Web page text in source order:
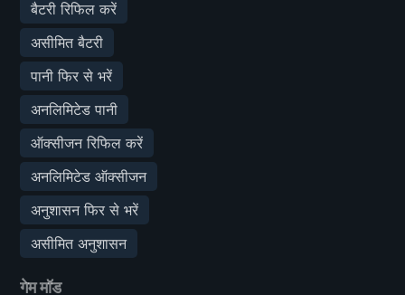
बैटरी रिफिल करें
असीमित बैटरी
पानी फिर से भरें
अनलिमिटेड पानी
ऑक्सीजन रिफिल करें
अनलिमिटेड ऑक्सीजन
अनुशासन फिर से भरें
असीमित अनुशासन
गेम मॉड